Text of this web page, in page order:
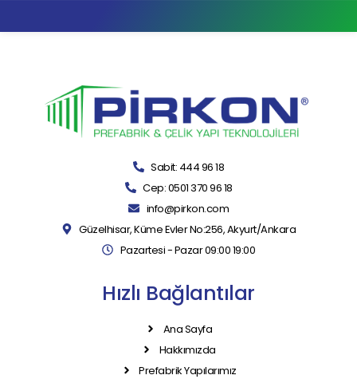
Sabit: 444 96 18
Cep: 0501 370 96 18
info@pirkon.com
Güzelhisar, Küme Evler No:256, Akyurt/Ankara
Pazartesi - Pazar 09:00 19:00
Hızlı Bağlantılar
Ana Sayfa
Hakkımızda
Prefabrik Yapılarımız